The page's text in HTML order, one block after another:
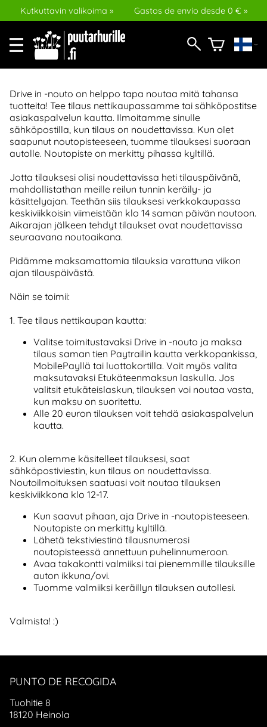
Kutkuttavin valikoima » Gastos de envío desde 0 € »
Drive in -nouto on helppo tapa noutaa mitä tahansa
tuotteita! Tee tilaus nettikaupassamme tai sähköpostitse
asiakaspalvelun kautta. Ilmoitamme sinulle
sähköpostilla, kun tilaus on noudettavissa. Kun olet
saapunut noutopisteeseen, tuomme tilauksesi suoraan
autolle. Noutopiste on merkitty pihassa kyltillä.
Jotta tilauksesi olisi noudettavissa heti tilauspäivänä,
mahdollistathan meille reilun tunnin keräily- ja
käsittelyajan. Teethän siis tilauksesi verkkokaupassa
keskiviikkoisin viimeistään klo 14 saman päivän noutoon.
Aikarajan jälkeen tehdyt tilaukset ovat noudettavissa
seuraavana noutoaikana.
Pidämme maksamattomia tilauksia varattuna viikon
ajan tilauspäivästä.
Näin se toimii:
1. Tee tilaus nettikaupan kautta:
Valitse toimitustavaksi Drive in -nouto ja maksa
tilaus saman tien Paytrailin kautta verkkopankissa,
MobilePayllä tai luottokortilla. Voit myös valita
maksutavaksi Etukäteenmaksun laskulla. Jos
valitsit etukäteislaskun, tilauksen voi noutaa vasta,
kun maksu on suoritettu.
Alle 20 euron tilauksen voit tehdä asiakaspalvelun
kautta.
2. Kun olemme käsitelleet tilauksesi, saat
sähköpostiviestin, kun tilaus on noudettavissa.
Noutoilmoituksen saatuasi voit noutaa tilauksen
keskiviikkona klo 12-17.
Kun saavut pihaan, aja Drive in -noutopisteeseen.
Noutopiste on merkitty kyltillä.
Lähetä tekstiviestinä tilausnumerosi
noutopisteessä annettuun puhelinnumeroon.
Avaa takakontti valmiiksi tai pienemmille tilauksille
auton ikkuna/ovi.
Tuomme valmiiksi keräillyn tilauksen autollesi.
Valmista! :)
PUNTO DE RECOGIDA
Tuohitie 8
18120 Heinola